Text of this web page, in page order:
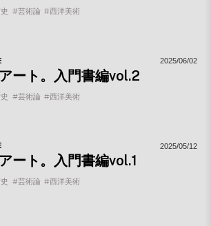
#芸術論 #西洋美術
ート。入門書編vol.2
#芸術論 #西洋美術
2025/06/02
ート。入門書編vol.1
#芸術論 #西洋美術
2025/05/12